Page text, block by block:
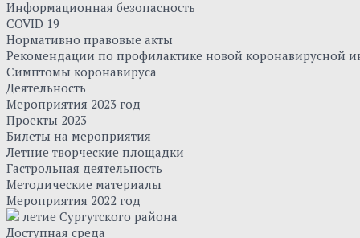
Информационная безопасность
COVID 19
Нормативно правовые акты
Рекомендации по профилактике новой коронавирусной
Симптомы коронавируса
Деятельность
Мероприятия 2023 год
Проекты 2023
Билеты на мероприятия
Летние творческие площадки
Гастрольная деятельность
Методические материалы
Мероприятия 2022 год
летие Сургутского района
Доступная среда